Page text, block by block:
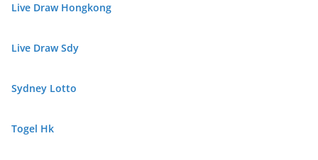
Live Draw Hongkong
Live Draw Sdy
Sydney Lotto
Togel Hk